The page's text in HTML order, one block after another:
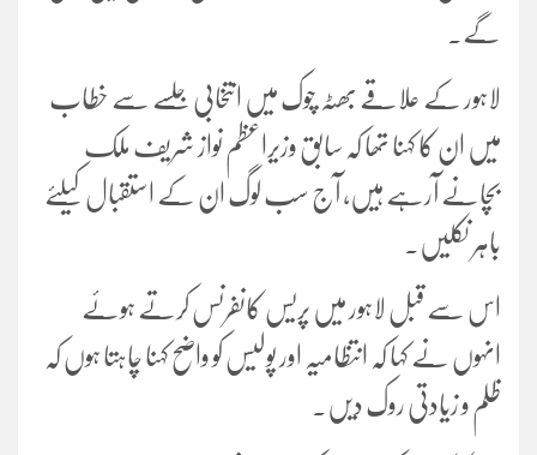
گے۔
لاہور کے علاقے بھٹہ چوک میں انتخابی جلسے سے خطاب
میں ان کا کہنا تھا کہ سابق وزیراعظم نواز شریف ملک
بچانے آرہے ہیں، آج سب لوگ ان کے استقبال کیلئے
باہر نکلیں۔
اس سے قبل لاہور میں پریس کانفرنس کرتے ہوئے
انہوں نے کہا کہ انتظامیہ اور پولیس کو واضح کہنا چاہتا ہوں کہ
ظلم و زیادتی روک دیں۔